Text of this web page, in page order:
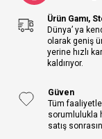
Ürün Gamı,
Dünya’ ya
olarak geniş
yerine hızlı
kaldırıyor.
Güven
Tüm
sorumlulukla
satış